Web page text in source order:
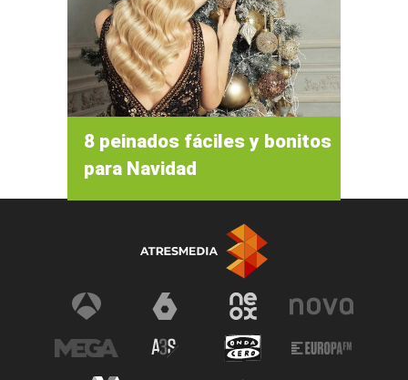
8 peinados fáciles y bonitos
para Navidad